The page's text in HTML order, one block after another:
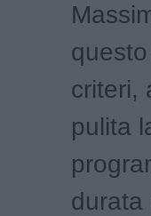
criteri,
pulita
durata